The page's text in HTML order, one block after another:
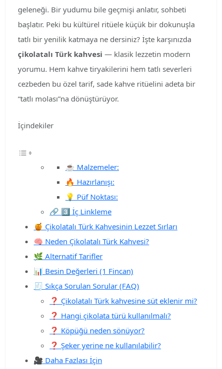
geleneği. Bir yudumu bile geçmişi anlatır, sohbeti
başlatır. Peki bu kültürel ritüele küçük bir dokunuşla
tatlı bir yenilik katmaya ne dersiniz? İşte karşınızda
çikolatalı Türk kahvesi — klasik lezzetin modern
yorumu. Hem kahve tiryakilerini hem tatlı severleri
cezbeden bu özel tarif, sade kahve ritüelini adeta bir
“tatlı molası”na dönüştürüyor.
İçindekiler
☕ Malzemeler:
🔥 Hazırlanışı:
💡 Püf Noktası:
🔗 3️⃣ İç Linkleme
🍯 Çikolatalı Türk Kahvesinin Lezzet Sırları
🧠 Neden Çikolatalı Türk Kahvesi?
🌿 Alternatif Tarifler
📊 Besin Değerleri (1 Fincan)
🧾 Sıkça Sorulan Sorular (FAQ)
❓ Çikolatalı Türk kahvesine süt eklenir mi?
❓ Hangi çikolata türü kullanılmalı?
❓ Köpüğü neden sönüyor?
❓ Şeker yerine ne kullanılabilir?
🎥 Daha Fazlası İçin